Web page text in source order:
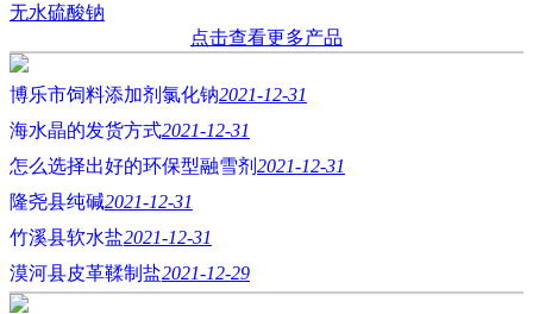
无水硫酸钠
点击查看更多产品
博乐市饲料添加剂氯化钠2021-12-31
海水晶的发货方式2021-12-31
怎么选择出好的环保型融雪剂 2021-12-31
隆尧县纯碱2021-12-31
竹溪县软水盐2021-12-31
漠河县皮革鞣制盐2021-12-29